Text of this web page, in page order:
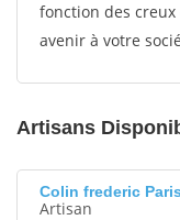
fonction des
avenir à votre
Artisans
Colin frederic Paris
Artisan